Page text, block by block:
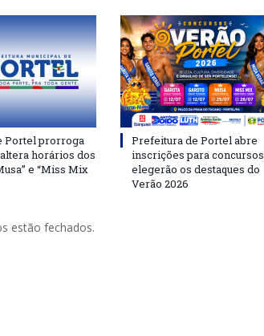
Portel prorroga
horários dos
e “Miss Mix
Prefeitura de Portel abre
inscrições para
elegerão os destaques do
Verão 2026
estão fechados.